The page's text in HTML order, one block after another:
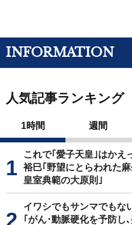
INFORMATION
人気記事ランキング
1時間 週間
これで｢愛子天皇｣はかえ
裕巳｢野望にとらわれた
皇室典範の大原則｣
イワシでもサンマでもな
｢がん･動脈硬化を予防し